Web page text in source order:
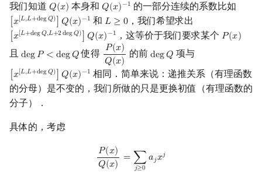
我们知道 𝑄(𝑥)
Q(x) 本身和𝑄(𝑥)−1
Q(x)− 的一部分连续的系数比如
[𝑥[𝐿,𝐿+deg𝑄)] 𝑄(𝑥)−1
x[L,L+ degQ ]Q(x)− 1 和 𝐿 ≥ 0
L≥0 ，我们希望求出
[𝑥[𝐿+deg𝑄,𝐿+2deg𝑄)] 𝑄(𝑥)−1
x[L+ degQ, L+2degQ )]Q(x −1 ，这等价于我们要求某个𝑃(𝑥)
P(x)
且 deg𝑃 < deg𝑄
degP< degQ 使得 𝑃(𝑥)
𝑄(𝑥)
P(x)Q( x)
的前deg𝑄
degQ 项与
[𝑥[𝐿,𝐿+deg𝑄)] 𝑄(𝑥)−1
x[L,L+degQ ]Q(x)−1 相同．简单来说：递推关系（有理函数
的分母）是不变的，我们所做的只是更换初值（有理函数的
分子）．
具体的，考虑
𝑃(𝑥)
𝑄(𝑥) = ∑
𝑗≥0
𝑎𝑗𝑥𝑗
P(x)Q ∑j≥0 j